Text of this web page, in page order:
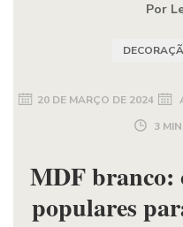
Por
20 DE MARÇO DE 2024
3
MDF branco:
populares